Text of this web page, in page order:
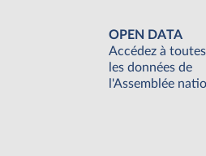
OPEN DATA
Accédez à toutes
les données de
l'Assemblée